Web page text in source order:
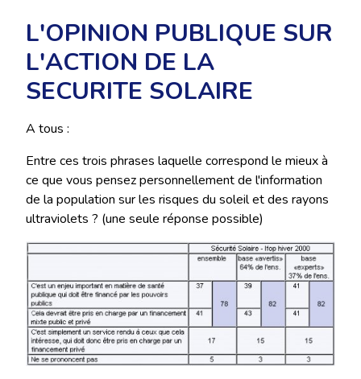
L'OPINION PUBLIQUE SUR
L'ACTION DE LA
SECURITE SOLAIRE
A tous :
Entre ces trois phrases laquelle correspond le mieux à
ce que vous pensez personnellement de l'information
de la population sur les risques du soleil et des rayons
ultraviolets ? (une seule réponse possible)